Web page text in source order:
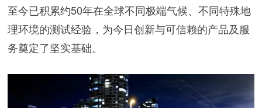
至今已积累约50年在全球不同极端气候、不同特殊地
理环境的测试经验，为今日创新与可信赖的产品及服
务奠定了坚实基础。